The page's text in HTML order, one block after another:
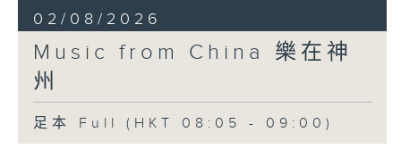
02/08/2026
Music from China 樂在神
州
足本 Full (HKT 08:05 - 09:00)